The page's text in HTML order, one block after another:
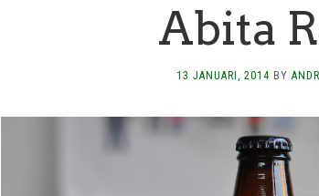
Abita
13 JANUARI, 2014 BY